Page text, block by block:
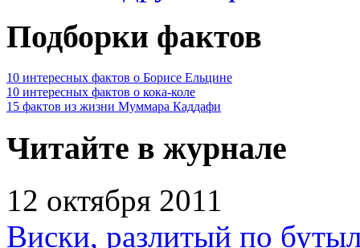
Подборки фактов
10 интересных фактов о Борисе Ельцине
10 интересных фактов о кока-коле
15 фактов из жизни Муммара Каддафи
Читайте в журнале
12 октября 2011
Виски, разлитый по